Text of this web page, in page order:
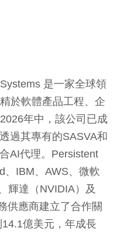
是一家全球領
於軟體產品工程、企
年中，該公司已成
過其專有的SASVA和
AI代理。Persistent
、IBM、AWS、微軟
輝達（NVIDIA）及
供應商建立了合作關
億美元，年成長